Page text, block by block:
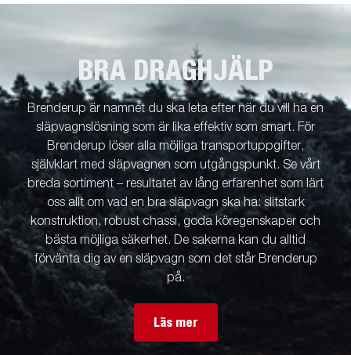
BRA DRAGHJÄLP
Brenderup är namnet du ska leta efter när du vill ha en
släpvagnslösning som är lika effektiv som smart. För
Brenderup löser alla möjliga transportuppgifter,
självklart med släpvagnen som utgångspunkt. Se vårt
breda sortiment – resultatet av lång erfarenhet som lärt
oss allt om vad en bra släpvagn ska ha: slitstark
konstruktion, robust chassi, goda köregenskaper och
bästa möjliga säkerhet. De sakerna kan du alltid
förvänta dig av en släpvagn som det står Brenderup
på.
Läs mer